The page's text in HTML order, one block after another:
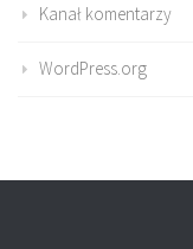
Kanał komentarzy
WordPress.org